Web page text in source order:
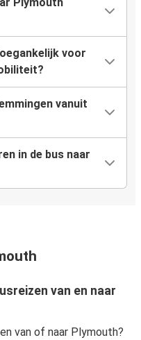
voor
vanuit
in de bus naar
van en naar
van of naar Plymouth?